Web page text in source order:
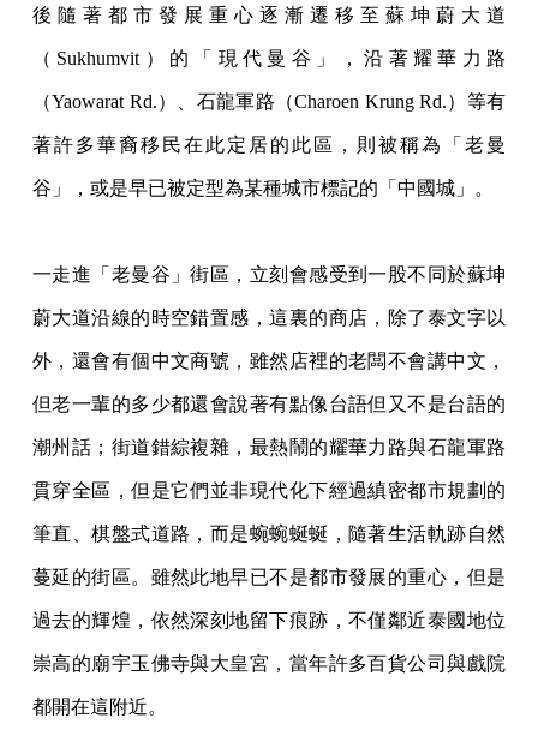
後隨著都市發展重心逐漸遷移至蘇坤蔚大道
（Sukhumvit）的「現代曼谷」，沿著耀華力路
（Yaowarat Rd.）、石龍軍路（Charoen Krung Rd.）等有
著許多華裔移民在此定居的此區，則被稱為「老曼
谷」，或是早已被定型為某種城市標記的「中國城」。
一走進「老曼谷」街區，立刻會感受到一股不同於蘇坤
蔚大道沿線的時空錯置感，這裏的商店，除了泰文字以
外，還會有個中文商號，雖然店裡的老闆不會講中文，
但老一輩的多少都還會說著有點像台語但又不是台語的
潮州話；街道錯綜複雜，最熱鬧的耀華力路與石龍軍路
貫穿全區，但是它們並非現代化下經過縝密都市規劃的
筆直、棋盤式道路，而是蜿蜿蜒蜒，隨著生活軌跡自然
蔓延的街區。雖然此地早已不是都市發展的重心，但是
過去的輝煌，依然深刻地留下痕跡，不僅鄰近泰國地位
崇高的廟宇玉佛寺與大皇宮，當年許多百貨公司與戲院
都開在這附近。